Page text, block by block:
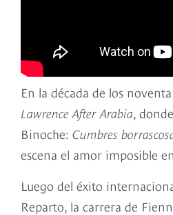
En la década de los
Lawrence After Arabia ,
Binoche: Cumbres
escena el amor imposible
Luego del éxito
Reparto, la carrera de